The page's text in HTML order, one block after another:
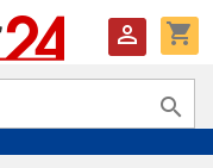
shopping_cart

